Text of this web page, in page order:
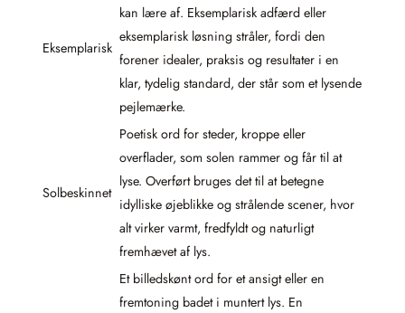
Eksemplarisk
kan lære af. Eksemplarisk adfærd eller
eksemplarisk løsning stråler, fordi den
forener idealer, praksis og resultater i en
klar, tydelig standard, der står som et lysende
pejlemærke.
Solbeskinnet
Poetisk ord for steder, kroppe eller
overflader, som solen rammer og får til at
lyse. Overført bruges det til at betegne
idylliske øjeblikke og strålende scener, hvor
alt virker varmt, fredfyldt og naturligt
fremhævet af lys.
Et billedskønt ord for et ansigt eller en
fremtoning badet i muntert lys. En